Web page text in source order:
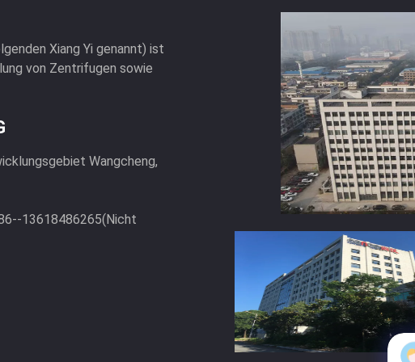
Xiang Yi genannt) ist
von Zentrifugen sowie
Wangcheng,
13618486265(Nicht